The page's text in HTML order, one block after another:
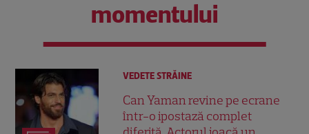
momentului
VEDETE STRĂINE
Can Yaman revine pe ecrane
într-o ipostază complet